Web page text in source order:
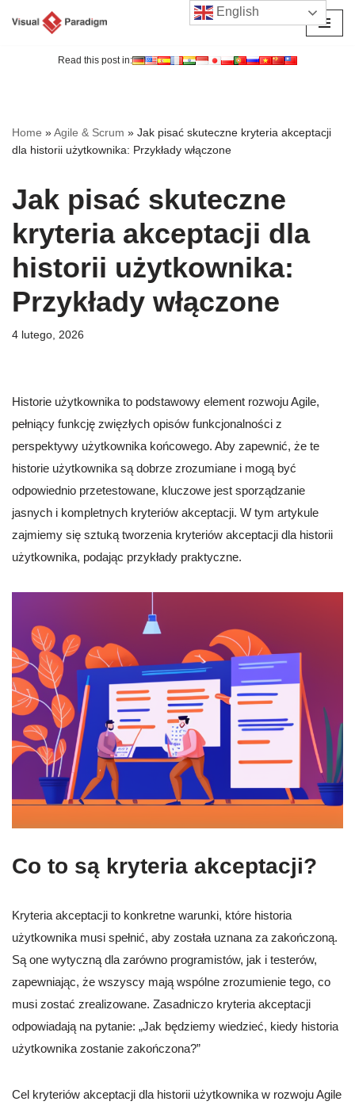
Read this post in:
Home »Agile & Scrum » Jak pisać skuteczne kryteria akceptacji
dla historii użytkownika: Przykłady włączone
Jak pisać skuteczne
kryteria akceptacji dla
historii użytkownika:
Przykłady włączone
4 lutego, 2026
Historie użytkownika to podstawowy element rozwoju Agile,
pełniący funkcję zwięzłych opisów funkcjonalności z
perspektywy użytkownika końcowego. Aby zapewnić, że te
historie użytkownika są dobrze zrozumiane i mogą być
odpowiednio przetestowane, kluczowe jest sporządzanie
jasnych i kompletnych kryteriów akceptacji. W tym artykule
zajmiemy się sztuką tworzenia kryteriów akceptacji dla historii
użytkownika, podając przykłady praktyczne.
Co to są kryteria akceptacji?
Kryteria akceptacji to konkretne warunki, które historia
użytkownika musi spełnić, aby została uznana za zakończoną.
Są one wytyczną dla zarówno programistów, jak i testerów,
zapewniając, że wszyscy mają wspólne zrozumienie tego, co
musi zostać zrealizowane. Zasadniczo kryteria akceptacji
odpowiadają na pytanie: „Jak będziemy wiedzieć, kiedy historia
użytkownika zostanie zakończona?”
Cel kryteriów akceptacji dla historii użytkownika w rozwoju Agile
English